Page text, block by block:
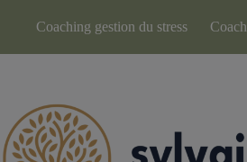
Coaching gestion du stress